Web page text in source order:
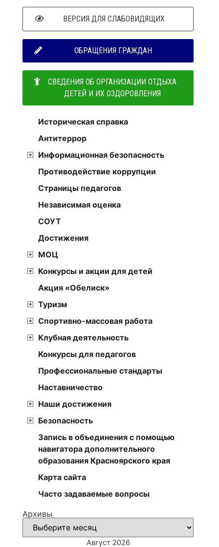
ВЕРСИЯ ДЛЯ СЛАБОВИДЯЩИХ
ОБРАЩЕНИЯ ГРАЖДАН
СВЕДЕНИЯ ОБ ОРГАНИЗАЦИИ ОТДЫХА
ДЕТЕЙ И ИХ ОЗДОРОВЛЕНИЯ
Историческая справка
Антитеррор
Информационная безопасность
Противодействие коррупции
Страницы педагогов
Независимая оценка
СОУТ
Достижения
МОЦ
Конкурсы и акции для детей
Акция «Обелиск»
Туризм
Спортивно-массовая работа
Клубная деятельность
Конкурсы для педагогов
Профессиональные стандарты
Наставничество
Наши достижения
Безопасность
Запись в объединения с помощью
навигатора дополнительного
образования Красноярского края
Карта сайта
Часто задаваемые вопросы
Архивы
Август 2026